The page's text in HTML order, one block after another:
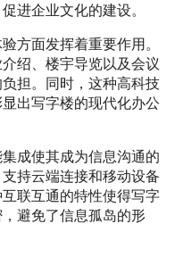
进企业文化的建设。
方面发挥着重要作用。
绍、楼宇导览以及会议
担。同时，这种高科技
出写字楼的现代化办公
成使其成为信息沟通的
持云端连接和移动设备
联互通的特性使得写字
避免了信息孤岛的形